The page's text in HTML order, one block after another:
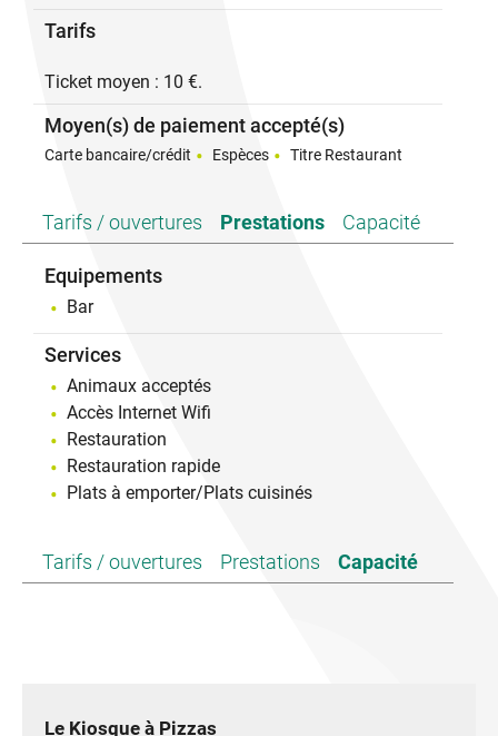
Tarifs
Ticket moyen : 10 €.
Moyen(s) de paiement accepté(s)
Carte bancaire/crédit Espèces Titre Restaurant
Tarifs / ouvertures Prestations Capacité
Equipements
Bar
Services
Animaux acceptés
Accès Internet Wifi
Restauration
Restauration rapide
Plats à emporter/Plats cuisinés
Tarifs / ouvertures Prestations Capacité
Le Kiosque à Pizzas